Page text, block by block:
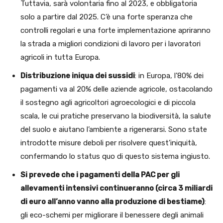
Tuttavia, sarà volontaria fino al 2023, e obbligatoria
solo a partire dal 2025. C’è una forte speranza che
controlli regolari e una forte implementazione apriranno
la strada a migliori condizioni di lavoro per i lavoratori
agricoli in tutta Europa.
Distribuzione iniqua dei sussidi: in Europa, l’80% dei
pagamenti va al 20% delle aziende agricole, ostacolando
il sostegno agli agricoltori agroecologici e di piccola
scala, le cui pratiche preservano la biodiversità, la salute
del suolo e aiutano l’ambiente a rigenerarsi. Sono state
introdotte misure deboli per risolvere quest’iniquità,
confermando lo status quo di questo sistema ingiusto.
Si prevede che i pagamenti della PAC per gli
allevamenti intensivi continueranno (circa 3 miliardi
di euro all’anno vanno alla produzione di bestiame):
gli eco-schemi per migliorare il benessere degli animali